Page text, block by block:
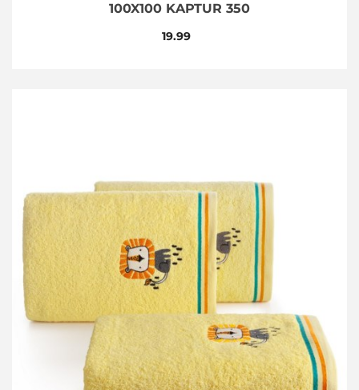
100X100 KAPTUR 350
19.99